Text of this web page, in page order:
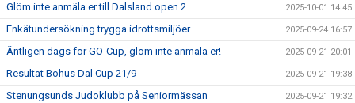
Glöm inte anmäla er till Dalsland open 2 2025-10-01 14:45
Enkätundersökning trygga idrottsmiljöer 2025-09-24 16:57
Äntligen dags för GO-Cup, glöm inte anmäla er! 2025-09-21 20:01
Resultat Bohus Dal Cup 21/9 2025-09-21 19:38
Stenungsunds Judoklubb på Seniormässan 2025-09-21 19:32